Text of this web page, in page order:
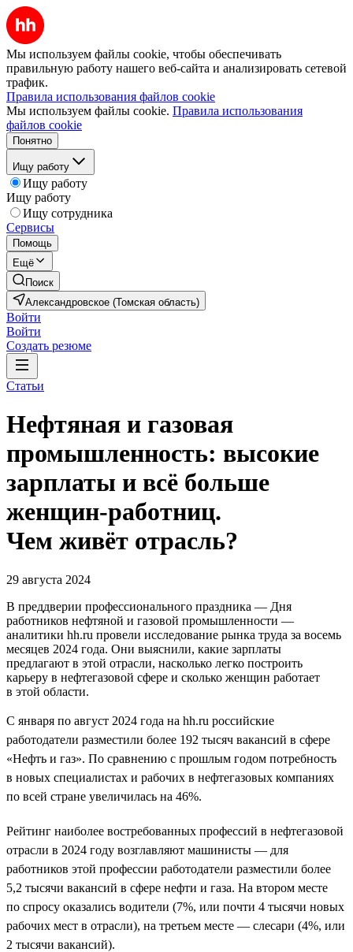
Мы используем файлы cookie, чтобы обеспечивать
правильную работу нашего веб-сайта и анализировать сетевой
трафик.
Правила использования файлов cookie
Мы используем файлы cookie. Правила использования
файлов cookie
Понятно
Ищу работу
Ищу работу
Ищу работу
Ищу сотрудника
Сервисы
Помощь
Ещё
Поиск
Александровское (Томская область)
Войти
Войти
Создать резюме
Статьи
Нефтяная и газовая
промышленность: высокие
зарплаты и всё больше
женщин-работниц.
Чем живёт отрасль?
29 августа 2024
В преддверии профессионального праздника — Дня
работников нефтяной и газовой промышленности —
аналитики hh.ru провели исследование рынка труда за восемь
месяцев 2024 года. Они выяснили, какие зарплаты
предлагают в этой отрасли, насколько легко построить
карьеру в нефтегазовой сфере и сколько женщин работает
в этой области.
С января по август 2024 года на hh.ru российские
работодатели разместили более 192 тысяч вакансий в сфере
«Нефть и газ». По сравнению с прошлым годом потребность
в новых специалистах и рабочих в нефтегазовых компаниях
по всей стране увеличилась на 46%.
Рейтинг наиболее востребованных профессий в нефтегазовой
отрасли в 2024 году возглавляют машинисты — для
работников этой профессии работодатели разместили более
5,2 тысячи вакансий в сфере нефти и газа. На втором месте
по спросу оказались водители (7%, или почти 4 тысячи новых
рабочих мест в отрасли), на третьем месте — слесари (4%, или
2 тысячи вакансий).